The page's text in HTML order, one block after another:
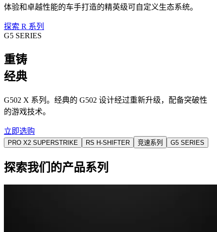
体验和卓越性能的车手打造的精英级可自定义生态系统。
探索 R 系列
G5 SERIES
重铸
经典
G502 X 系列。经典的 G502 设计经过重新升级，配备突破性
的游戏技术。
立即选购
PRO X2 SUPERSTRIKE RS H-SHIFTER 竞速系列 G5 SERIES
探索我们的产品系列